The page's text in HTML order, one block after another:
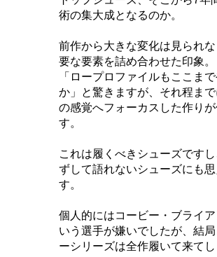
術の集大成となるのか。
前作から大きな変化は見られ
要な要素を詰め合わせた印象。
「ロープロファイルもここま
か」と驚きますが、それ程まで
の感覚へフォーカスした作りが
す。
これは履くべきシューズです
ずして語れないシューズにも思
す。
個人的にはコービー・ブライア
いう選手が嫌いでしたが、結
ーシリーズは全作履いて来てし